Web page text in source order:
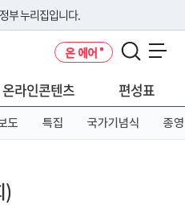
부 누리집입니다.
주소를 사용하고 있다면 아래 URL에
온 에어
온라인콘텐츠 편성표
도 특집 국가기념식 종영
)